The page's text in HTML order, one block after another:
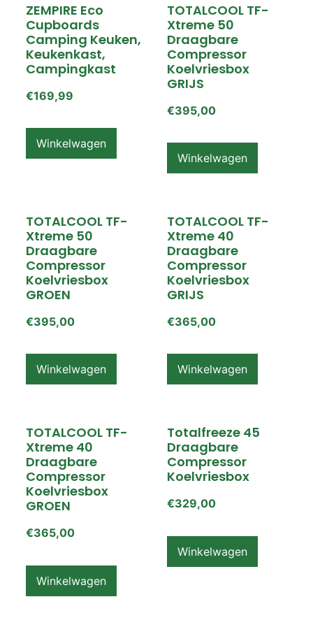
ZEMPIRE Eco
Cupboards
Camping Keuken,
Keukenkast,
Campingkast
€169,99
Winkelwagen
TOTALCOOL TF-
Xtreme 50
Draagbare
Compressor
Koelvriesbox
GRIJS
€395,00
Winkelwagen
TOTALCOOL TF-
Xtreme 50
Draagbare
Compressor
Koelvriesbox
GROEN
€395,00
Winkelwagen
TOTALCOOL TF-
Xtreme 40
Draagbare
Compressor
Koelvriesbox
GRIJS
€365,00
Winkelwagen
TOTALCOOL TF-
Xtreme 40
Draagbare
Compressor
Koelvriesbox
GROEN
€365,00
Winkelwagen
Totalfreeze 45
Draagbare
Compressor
Koelvriesbox
€329,00
Winkelwagen